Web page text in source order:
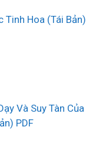
Tinh Hoa (Tái Bản)
Và Suy Tàn Của
PDF